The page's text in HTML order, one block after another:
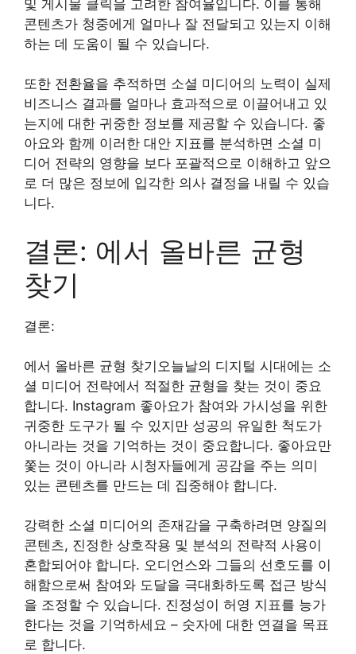
및 게시물 클릭을 고려한 참여율입니다. 이를 통해
콘텐츠가 청중에게 얼마나 잘 전달되고 있는지 이해
하는 데 도움이 될 수 있습니다.
또한 전환율을 추적하면 소셜 미디어의 노력이 실제
비즈니스 결과를 얼마나 효과적으로 이끌어내고 있
는지에 대한 귀중한 정보를 제공할 수 있습니다. 좋
아요와 함께 이러한 대안 지표를 분석하면 소셜 미
디어 전략의 영향을 보다 포괄적으로 이해하고 앞으
로 더 많은 정보에 입각한 의사 결정을 내릴 수 있습
니다.
결론: 에서 올바른 균형
찾기
결론:
에서 올바른 균형 찾기오늘날의 디지털 시대에는 소
셜 미디어 전략에서 적절한 균형을 찾는 것이 중요
합니다. Instagram 좋아요가 참여와 가시성을 위한
귀중한 도구가 될 수 있지만 성공의 유일한 척도가
아니라는 것을 기억하는 것이 중요합니다. 좋아요만
쫓는 것이 아니라 시청자들에게 공감을 주는 의미
있는 콘텐츠를 만드는 데 집중해야 합니다.
강력한 소셜 미디어의 존재감을 구축하려면 양질의
콘텐츠, 진정한 상호작용 및 분석의 전략적 사용이
혼합되어야 합니다. 오디언스와 그들의 선호도를 이
해함으로써 참여와 도달을 극대화하도록 접근 방식
을 조정할 수 있습니다. 진정성이 허영 지표를 능가
한다는 것을 기억하세요 – 숫자에 대한 연결을 목표
로 합니다.